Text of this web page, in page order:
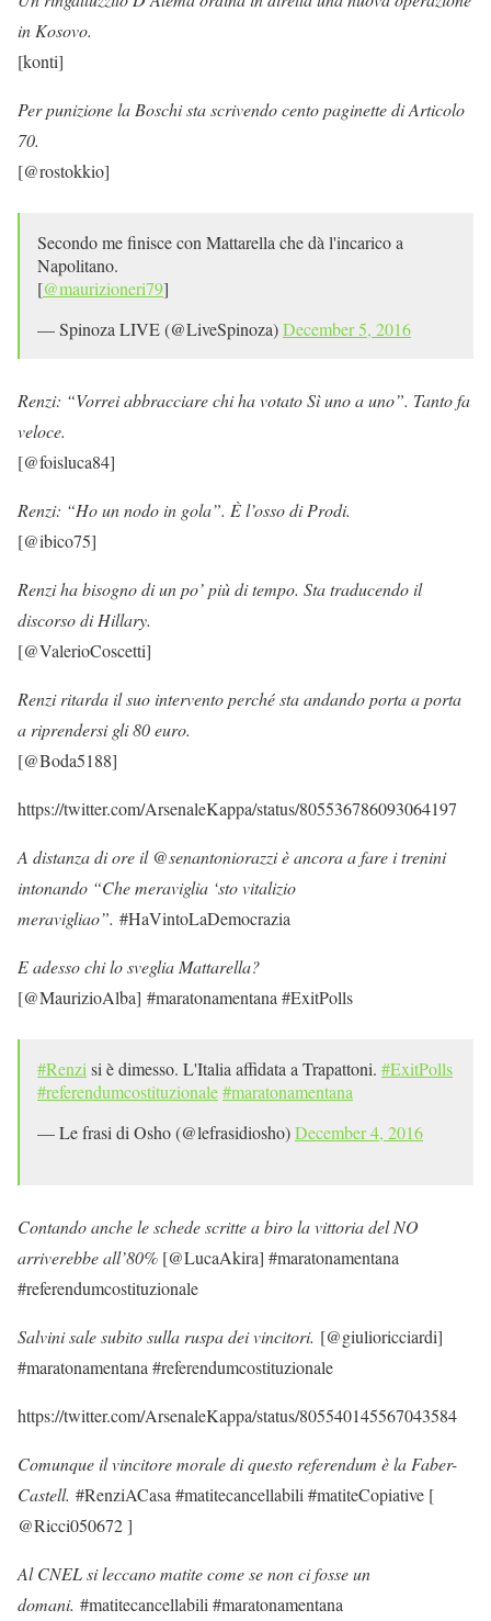
in Kosovo.
[konti]
Per punizione la Boschi sta scrivendo cento paginette di Articolo
70.
[@rostokkio]
Secondo me finisce con Mattarella che dà l'incarico a
Napolitano.
[@maurizioneri79]
— Spinoza LIVE (@LiveSpinoza)December 5, 2016
Renzi: “Vorrei abbracciare chi ha votato Sì uno a uno”. Tanto fa
veloce.
[@foisluca84]
Renzi: “Ho un nodo in gola”. È l’osso di Prodi.
[@ibico75]
Renzi ha bisogno di un po’ più di tempo. Sta traducendo il
discorso di Hillary.
[@ValerioCoscetti]
Renzi ritarda il suo intervento perché sta andando porta a porta
a riprendersi gli 80 euro.
[@Boda5188]
https://twitter.com/ArsenaleKappa/status/805536786093064197
A distanza di ore il @senantoniorazzi è ancora a fare i trenini
intonando “Che meraviglia ‘sto vitalizio
meravigliao”. #HaVintoLaDemocrazia
E adesso chi lo sveglia Mattarella?
[@MaurizioAlba] #maratonamentana #ExitPolls
#Renzi si è dimesso. L'Italia affidata a Trapattoni. #ExitPolls
#referendumcostituzionale#maratonamentana
— Le frasi di Osho (@lefrasidiosho)December 4, 2016
Contando anche le schede scritte a biro la vittoria del NO
arriverebbe all’80% [@LucaAkira] #maratonamentana
#referendumcostituzionale
Salvini sale subito sulla ruspa dei vincitori. [@giulioricciardi]
#maratonamentana #referendumcostituzionale
https://twitter.com/ArsenaleKappa/status/805540145567043584
Comunque il vincitore morale di questo referendum è la Faber-
Castell. #RenziACasa #matitecancellabili #matiteCopiative [
@Ricci050672 ]
Al CNEL si leccano matite come se non ci fosse un
domani. #matitecancellabili #maratonamentana